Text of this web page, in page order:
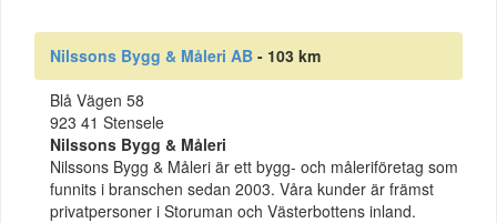
Nilssons Bygg & Måleri AB - 103 km
Blå Vägen 58
923 41 Stensele
Nilssons Bygg & Måleri
Nilssons Bygg & Måleri är ett bygg- och måleriföretag som
funnits i branschen sedan 2003. Våra kunder är främst
privatpersoner i Storuman och Västerbottens inland.